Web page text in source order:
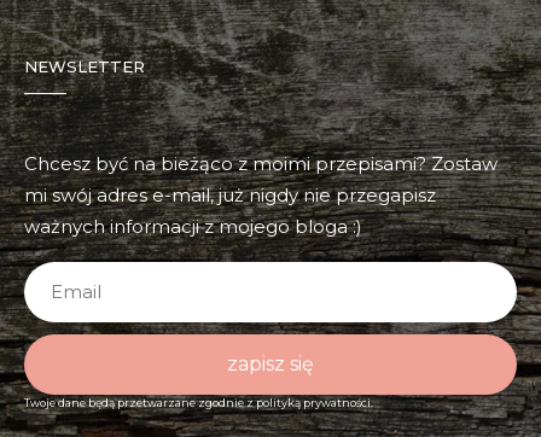
NEWSLETTER
Chcesz być na bieżąco z moimi przepisami? Zostaw
mi swój adres e-mail, już nigdy nie przegapisz
ważnych informacji z mojego bloga :)
zapisz się
Twoje dane będą przetwarzane zgodnie zpolityką prywatności.